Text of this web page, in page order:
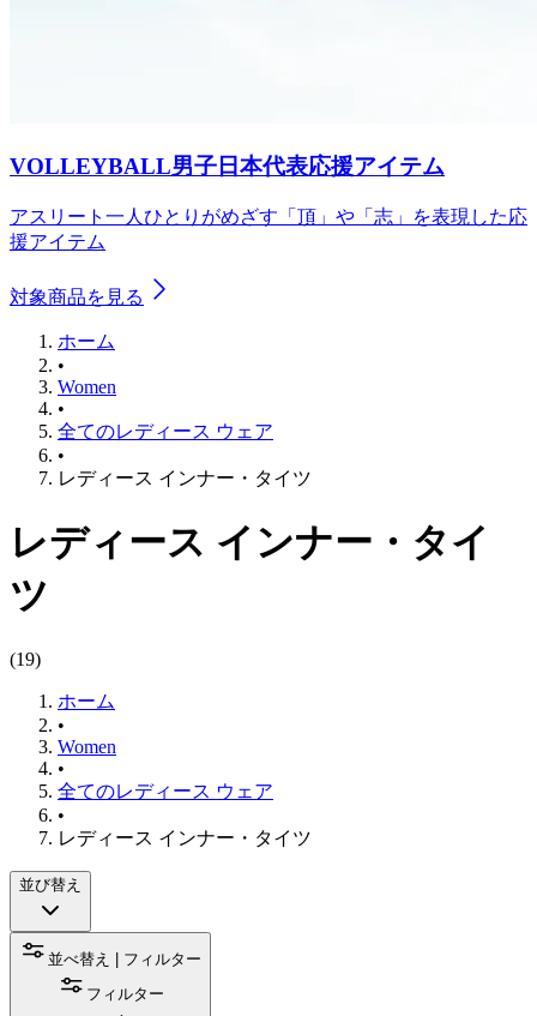
VOLLEYBALL男子日本代表応援アイテム
アスリート一人ひとりがめざす「頂」や「志」を表現した応
援アイテム
対象商品を見る
ホーム
•
Women
•
全てのレディース ウェア
•
レディース インナー・タイツ
レディース インナー・タイ
ツ
(19)
ホーム
•
Women
•
全てのレディース ウェア
•
レディース インナー・タイツ
並び替え
並べ替え | フィルター
フィルター